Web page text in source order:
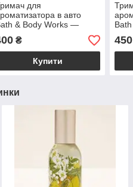
для
в авто
& Body Works —
₴
Купити
450